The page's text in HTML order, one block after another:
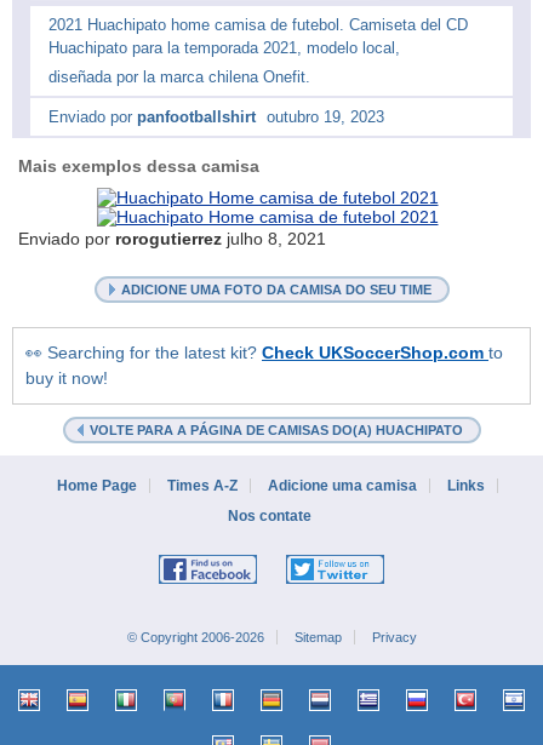
2021 Huachipato home camisa de futebol. Camiseta del CD
Huachipato para la temporada 2021, modelo local,
diseñada por la marca chilena Onefit.
Enviado por panfootballshirt outubro 19, 2023
Mais exemplos dessa camisa
Enviado por rorogutierrez julho 8, 2021
ADICIONE UMA FOTO DA CAMISA DO SEU TIME
👀 Searching for the latest kit? Check UKSoccerShop.com to
buy it now!
VOLTE PARA A PÁGINA DE CAMISAS DO(A) HUACHIPATO
Home Page Times A-Z Adicione uma camisa
Links
Nos contate
© Copyright 2006-2026 Sitemap Privacy